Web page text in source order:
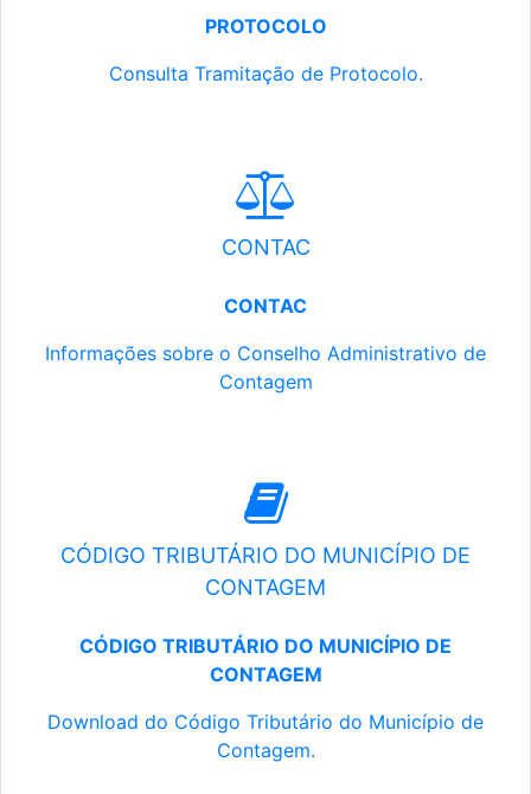
PROTOCOLO
Consulta Tramitação de Protocolo.
CONTAC
CONTAC
Informações sobre o Conselho Administrativo de
Contagem
CÓDIGO TRIBUTÁRIO DO MUNICÍPIO DE
CONTAGEM
CÓDIGO TRIBUTÁRIO DO MUNICÍPIO DE
CONTAGEM
Download do Código Tributário do Município de
Contagem.